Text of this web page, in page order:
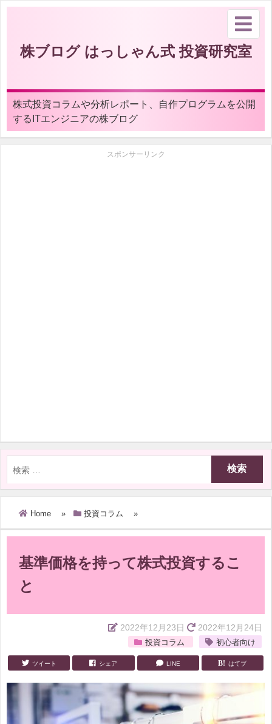
株ブログ はっしゃん式 投資研究室
株式投資コラムや分析レポート、自作プログラムを公開
するITエンジニアの株ブログ
スポンサーリンク
Home » 投資コラム »
基準価格を持って株式投資するこ
と
2022年12月23日 2022年12月24日
投資コラム 初心者向け
ツイート シェア LINE はてブ